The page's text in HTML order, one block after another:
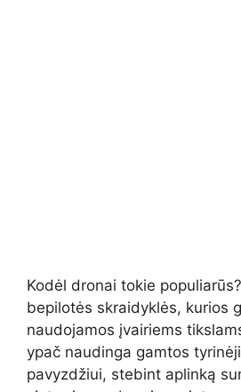
Kodėl dronai tokie
bepilotės skraidyklės, kurios
naudojamos įvairiems
ypač naudinga gamtos
pavyzdžiui, stebint aplinką